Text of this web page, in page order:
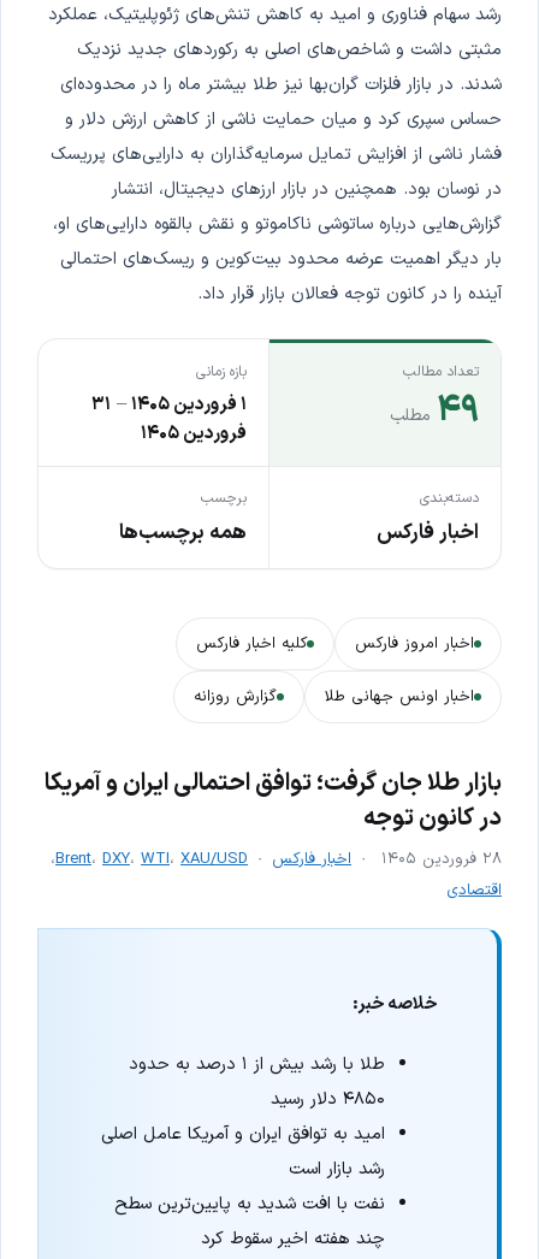
رشد سهام فناوری و امید به کاهش تنش‌های ژئوپلیتیک، عملکرد
مثبتی داشت و شاخص‌های اصلی به رکوردهای جدید نزدیک
شدند. در بازار فلزات گران‌بها نیز طلا بیشتر ماه را در محدوده‌ای
حساس سپری کرد و میان حمایت ناشی از کاهش ارزش دلار و
فشار ناشی از افزایش تمایل سرمایه‌گذاران به دارایی‌های پرریسک
در نوسان بود. همچنین در بازار ارزهای دیجیتال، انتشار
گزارش‌هایی درباره ساتوشی ناکاموتو و نقش بالقوه دارایی‌های او،
بار دیگر اهمیت عرضه محدود بیت‌کوین و ریسک‌های احتمالی
آینده را در کانون توجه فعالان بازار قرار داد.
تعداد مطالب
۴۹ مطلب
بازه زمانی
۱ فروردین ۱۴۰۵ – ۳۱
فروردین ۱۴۰۵
دسته‌بندی
اخبار فارکس
برچسب
همه برچسب‌ها
اخبار امروز فارکس کلیه اخبار فارکس
اخبار اونس جهانی طلا گزارش روزانه
بازار طلا جان گرفت؛ توافق احتمالی ایران و آمریکا
در کانون توجه
۲۸ فروردین ۱۴۰۵ اخبار فارکس Brent، DXY، WTI، XAU/USD
،
اقتصادی
خلاصه خبر:
طلا با رشد بیش از ۱ درصد به حدود
۴۸۵۰ دلار رسید
امید به توافق ایران و آمریکا عامل اصلی
رشد بازار است
نفت با افت شدید به پایین‌ترین سطح
چند هفته اخیر سقوط کرد